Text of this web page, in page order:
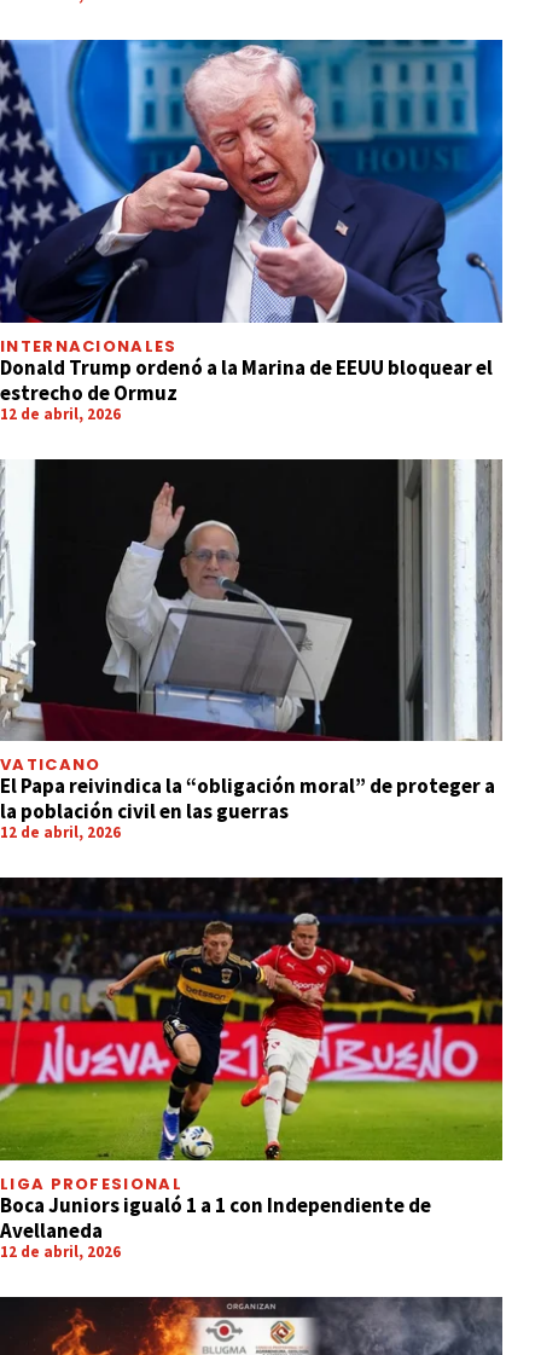
INTERNACIONALES
Donald Trump ordenó a la Marina de EEUU bloquear el
estrecho de Ormuz
12 de abril, 2026
VATICANO
El Papa reivindica la “obligación moral” de proteger a
la población civil en las guerras
12 de abril, 2026
LIGA PROFESIONAL
Boca Juniors igualó 1 a 1 con Independiente de
Avellaneda
12 de abril, 2026